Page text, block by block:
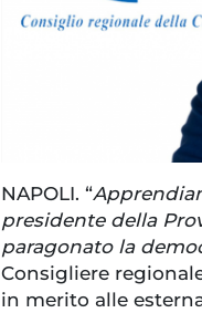
NAPOLI. “
presidente della
paragonato la
Consigliere
in merito alle